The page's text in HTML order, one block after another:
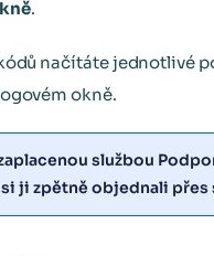
.
načítáte jednotlivé
okně.
službou
ji zpětně objednali přes